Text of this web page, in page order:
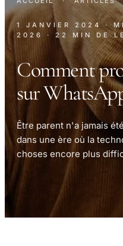
1 JANVIER 2024 ·
2026
· 22 MIN DE
Comment
sur
Être parent n'a jamais
dans une ère où la
choses encore plus